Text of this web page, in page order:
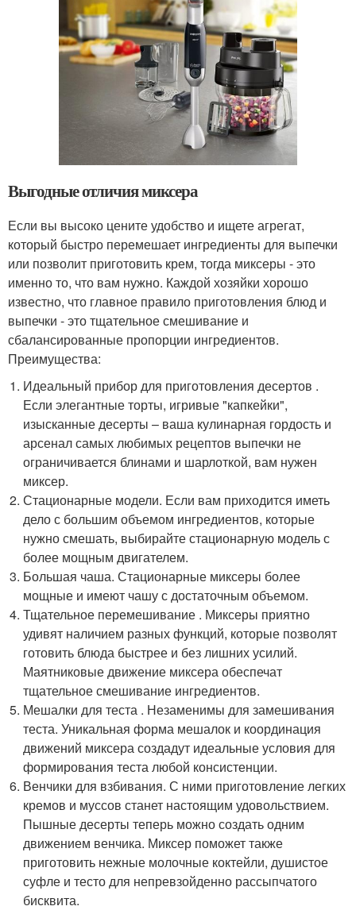
Выгодные отличия миксера
Если вы высоко цените удобство и ищете агрегат,
который быстро перемешает ингредиенты для выпечки
или позволит приготовить крем, тогда миксеры - это
именно то, что вам нужно. Каждой хозяйки хорошо
известно, что главное правило приготовления блюд и
выпечки - это тщательное смешивание и
сбалансированные пропорции ингредиентов.
Преимущества:
Идеальный прибор для приготовления десертов .
Если элегантные торты, игривые "капкейки",
изысканные десерты – ваша кулинарная гордость и
арсенал самых любимых рецептов выпечки не
ограничивается блинами и шарлоткой, вам нужен
миксер.
Стационарные модели. Если вам приходится иметь
дело с большим объемом ингредиентов, которые
нужно смешать, выбирайте стационарную модель с
более мощным двигателем.
Большая чаша. Стационарные миксеры более
мощные и имеют чашу с достаточным объемом.
Тщательное перемешивание . Миксеры приятно
удивят наличием разных функций, которые позволят
готовить блюда быстрее и без лишних усилий.
Маятниковые движение миксера обеспечат
тщательное смешивание ингредиентов.
Мешалки для теста . Незаменимы для замешивания
теста. Уникальная форма мешалок и координация
движений миксера создадут идеальные условия для
формирования теста любой консистенции.
Венчики для взбивания. С ними приготовление легких
кремов и муссов станет настоящим удовольствием.
Пышные десерты теперь можно создать одним
движением венчика. Миксер поможет также
приготовить нежные молочные коктейли, душистое
суфле и тесто для непревзойденно рассыпчатого
бисквита.